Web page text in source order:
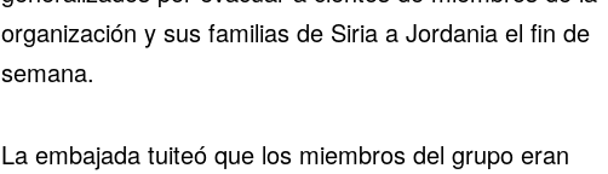
organización y sus familias de Siria a Jordania el fin de
semana.
La embajada tuiteó que los miembros del grupo eran